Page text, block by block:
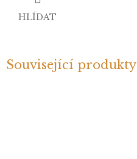
HLÍDAT
Související produkty